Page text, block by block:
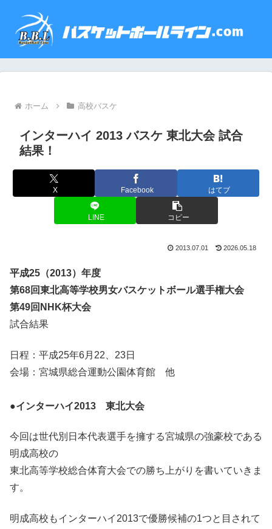
ホーム 高校バスケ
インターハイ 2013 バスケ 東北大会 試合
結果！
X Facebook はてブ
LINE コピー
2013.07.01 2026.05.18
平成25（2013）年度
第68回東北高等学校男女バスケットボール選手権大会
第49回NHK杯大会
試合結果
日程：平成25年6月22、23日
会場：宮城県総合運動公園体育館 他
●インターハイ2013 東北大会
今回は世代別日本代表選手を擁する宮城県の強豪校である
明成高校の
東北高等学校総合体育大会での勝ち上がりを書いていきま
す。
明成高校もインターハイ2013で優勝候補の1つと目されて